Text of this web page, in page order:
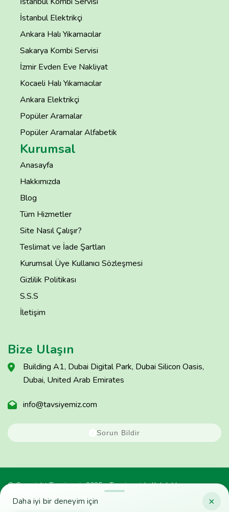
×
Daha iyi bir deneyim için
İstanbul Elektrikçi
Ankara Halı Yıkamacılar
Sakarya Kombi Servisi
İzmir Evden Eve Nakliyat
Kocaeli Halı Yıkamacılar
Ankara Elektrikçi
Popüler Aramalar
Popüler Aramalar Alfabetik
Kurumsal
Anasayfa
Hakkımızda
Blog
Tüm Hizmetler
Site Nasıl Çalışır?
Teslimat ve İade Şartları
Kurumsal Üye Kullanıcı Sözleşmesi
Gizlilik Politikası
S.S.S
İletişim
Bize Ulaşın
Building A1, Dubai Digital Park, Dubai Silicon Oasis,
Dubai, United Arab Emirates
info@tavsiyemiz.com
Sorun Bildir
© Copyright Tavsiyemiz 2025 - Tavsiyemiz'e Kulak Ver